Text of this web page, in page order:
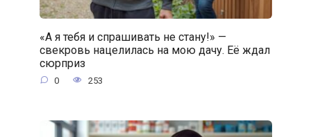
«А я тебя и спрашивать не стану!» —
свекровь нацелилась на мою дачу. Её ждал
сюрприз
0 253